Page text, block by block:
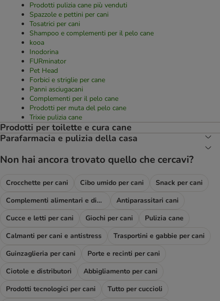
Prodotti pulizia cane più venduti
Spazzole e pettini per cani
Tosatrici per cani
Shampoo e complementi per il pelo cane
kooa
Inodorina
FURminator
Pet Head
Forbici e striglie per cane
Panni asciugacani
Complementi per il pelo cane
Prodotti per muta del pelo cane
Trixie pulizia cane
Prodotti per toilette e cura cane
Parafarmacia e pulizia della casa
Non hai ancora trovato quello che cercavi?
Crocchette per cani Cibo umido per cani
Snack per cani
Complementi alimentari e diete
Antiparassitari cani
Cucce e letti per cani
Giochi per cani
Pulizia cane
Calmanti per cani e antistress
Trasportini e gabbie per cani
Guinzaglieria per cani
Porte e recinti per cani
Ciotole e distributori
Abbigliamento per cani
Prodotti tecnologici per cani
Tutto per cuccioli